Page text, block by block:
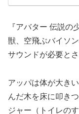
『アバター 伝説の
獣、空飛ぶバイソ
サウンドが必要とさ
アッパは体が大き
んだ木を床に叩き
ジャー（トイレの